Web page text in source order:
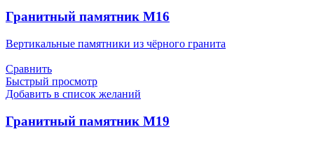
Гранитный памятник М16
Вертикальные памятники из чёрного гранита
Сравнить
Быстрый просмотр
Добавить в список желаний
Гранитный памятник М19